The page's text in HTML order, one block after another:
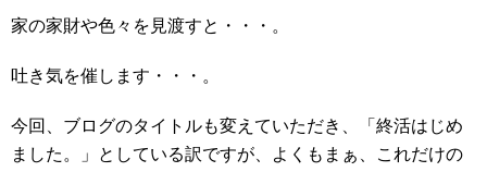
家の家財や色々を見渡すと・・・。
吐き気を催します・・・。
今回、ブログのタイトルも変えていただき、「終活はじめ
ました。」としている訳ですが、よくもまぁ、これだけの